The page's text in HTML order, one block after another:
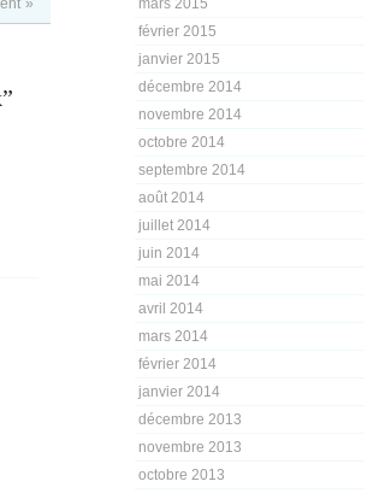
mars 2015
février 2015
janvier 2015
décembre 2014
novembre 2014
octobre 2014
septembre 2014
août 2014
juillet 2014
juin 2014
mai 2014
avril 2014
mars 2014
février 2014
janvier 2014
décembre 2013
novembre 2013
octobre 2013
»